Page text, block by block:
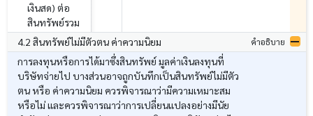
เงินสด) ต่อ
สินทรัพย์รวม
4.2 สินทรัพย์ไม่มีตัวตน ค่าความนิยม คำอธิบาย
การลงทุนหรือการได้มาซึ่งสินทรัพย์ มูลค่าเงินลงทุนที่
บริษัทจ่ายไป บางส่วนอาจถูกบันทึกเป็นสินทรัพย์ไม่มีตัว
ตน หรือ ค่าความนิยม ควรพิจารณาว่ามีความเหมาะสม
หรือไม่ และควรพิจารณาว่าการเปลี่ยนแปลงอย่างมีนัย